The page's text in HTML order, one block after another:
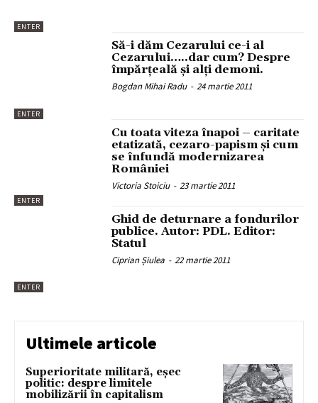
ENTER
ENTER
Să-i dăm Cezarului ce-i al
Cezarului…..dar cum? Despre
împărţeală şi alţi demoni.
Bogdan Mihai Radu - 24 martie 2011
ENTER
Cu toata viteza înapoi – caritate
etatizată, cezaro-papism şi cum
se înfundă modernizarea
României
Victoria Stoiciu - 23 martie 2011
ENTER
Ghid de deturnare a fondurilor
publice. Autor: PDL. Editor:
Statul
Ciprian Șiulea - 22 martie 2011
Ultimele articole
Superioritate militară, eșec
politic: despre limitele
mobilizării în capitalism